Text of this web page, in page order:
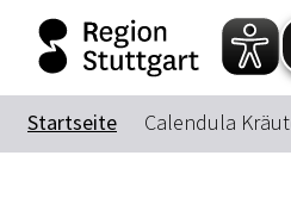
Startseite Calendula